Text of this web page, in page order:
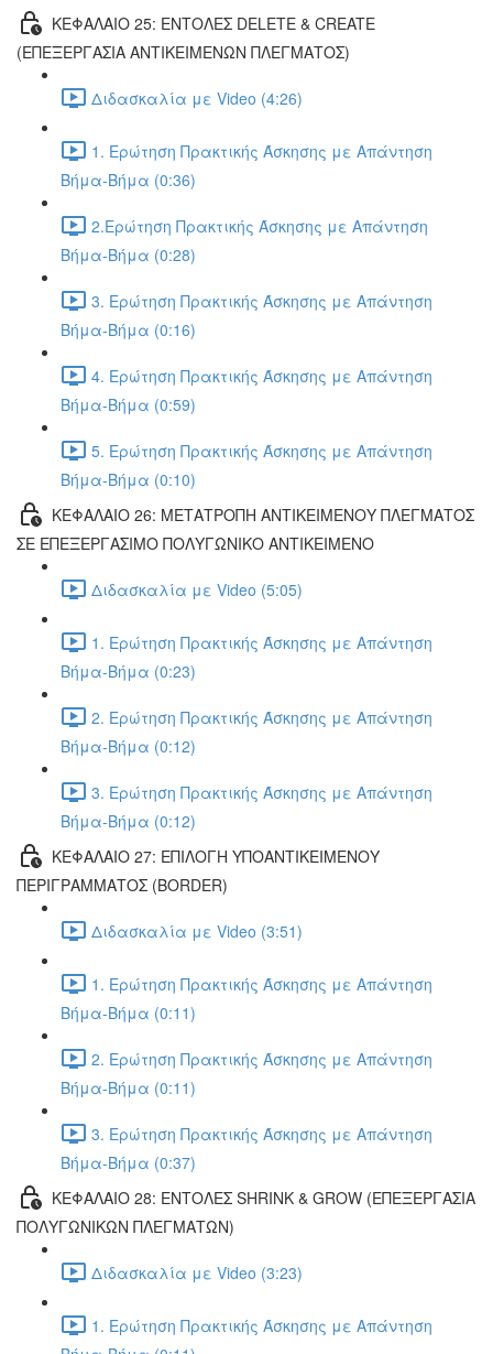
ΚΕΦΑΛΑΙΟ 25: ΕΝΤΟΛΕΣ DELETE & CREATE
(ΕΠΕΞΕΡΓΑΣΙΑ ΑΝΤΙΚΕΙΜΕΝΩΝ ΠΛΕΓΜΑΤΟΣ)
Διδασκαλία με Video (4:26)
1. Ερώτηση Πρακτικής Άσκησης με Απάντηση
Βήμα-Βήμα (0:36)
2.Ερώτηση Πρακτικής Άσκησης με Απάντηση
Βήμα-Βήμα (0:28)
3. Ερώτηση Πρακτικής Άσκησης με Απάντηση
Βήμα-Βήμα (0:16)
4. Ερώτηση Πρακτικής Άσκησης με Απάντηση
Βήμα-Βήμα (0:59)
5. Ερώτηση Πρακτικής Άσκησης με Απάντηση
Βήμα-Βήμα (0:10)
ΚΕΦΑΛΑΙΟ 26: ΜΕΤΑΤΡΟΠΗ ΑΝΤΙΚΕΙΜΕΝΟΥ ΠΛΕΓΜΑΤΟΣ
ΣΕ ΕΠΕΞΕΡΓΑΣΙΜΟ ΠΟΛΥΓΩΝΙΚΟ ΑΝΤΙΚΕΙΜΕΝΟ
Διδασκαλία με Video (5:05)
1. Ερώτηση Πρακτικής Άσκησης με Απάντηση
Βήμα-Βήμα (0:23)
2. Ερώτηση Πρακτικής Άσκησης με Απάντηση
Βήμα-Βήμα (0:12)
3. Ερώτηση Πρακτικής Άσκησης με Απάντηση
Βήμα-Βήμα (0:12)
ΚΕΦΑΛΑΙΟ 27: ΕΠΙΛΟΓΗ ΥΠΟΑΝΤΙΚΕΙΜΕΝΟΥ
ΠΕΡΙΓΡΑΜΜΑΤΟΣ (BORDER)
Διδασκαλία με Video (3:51)
1. Ερώτηση Πρακτικής Άσκησης με Απάντηση
Βήμα-Βήμα (0:11)
2. Ερώτηση Πρακτικής Άσκησης με Απάντηση
Βήμα-Βήμα (0:11)
3. Ερώτηση Πρακτικής Άσκησης με Απάντηση
Βήμα-Βήμα (0:37)
ΚΕΦΑΛΑΙΟ 28: ΕΝΤΟΛΕΣ SHRINK & GROW (ΕΠΕΞΕΡΓΑΣΙΑ
ΠΟΛΥΓΩΝΙΚΩΝ ΠΛΕΓΜΑΤΩΝ)
Διδασκαλία με Video (3:23)
1. Ερώτηση Πρακτικής Άσκησης με Απάντηση